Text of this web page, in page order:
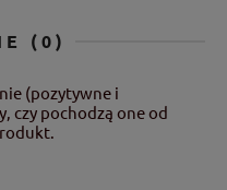
(0)
(pozytywne i
czy pochodzą one od